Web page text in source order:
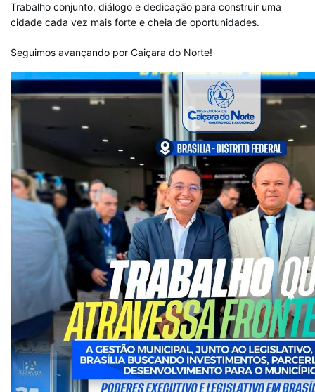
Trabalho conjunto, diálogo e dedicação para construir uma
cidade cada vez mais forte e cheia de oportunidades.
Seguimos avançando por Caiçara do Norte!